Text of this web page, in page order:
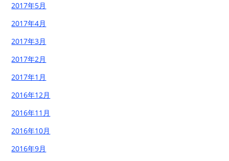
2017年5月
2017年4月
2017年3月
2017年2月
2017年1月
2016年12月
2016年11月
2016年10月
2016年9月